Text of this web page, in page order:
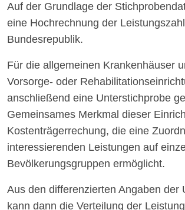
Auf der Grundlage der
eine Hochrechnung der
Bundesrepublik.
Für die allgemeinen Krankenhäuser
Vorsorge- oder
anschließend eine Unterstichprobe
Gemeinsames Merkmal dieser
Kostenträgerrechung, die eine
interessierenden Leistungen auf
Bevölkerungsgruppen ermöglicht.
Aus den differenzierten Angaben der
kann dann die Verteilung der